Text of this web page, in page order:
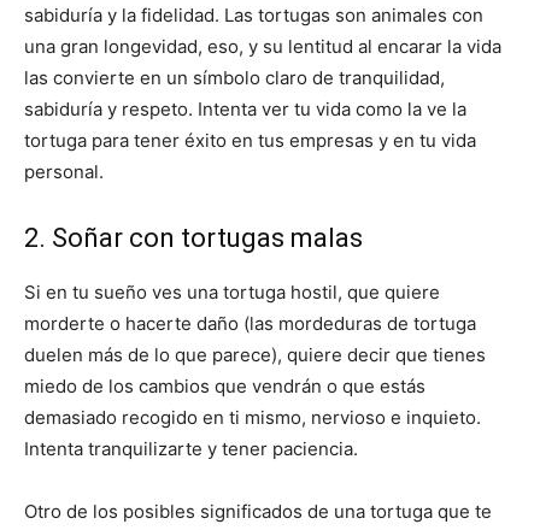
sabiduría y la fidelidad. Las tortugas son animales con
una gran longevidad, eso, y su lentitud al encarar la vida
las convierte en un símbolo claro de tranquilidad,
sabiduría y respeto. Intenta ver tu vida como la ve la
tortuga para tener éxito en tus empresas y en tu vida
personal.
2. Soñar con tortugas malas
Si en tu sueño ves una tortuga hostil, que quiere
morderte o hacerte daño (las mordeduras de tortuga
duelen más de lo que parece), quiere decir que tienes
miedo de los cambios que vendrán o que estás
demasiado recogido en ti mismo, nervioso e inquieto.
Intenta tranquilizarte y tener paciencia.
Otro de los posibles significados de una tortuga que te